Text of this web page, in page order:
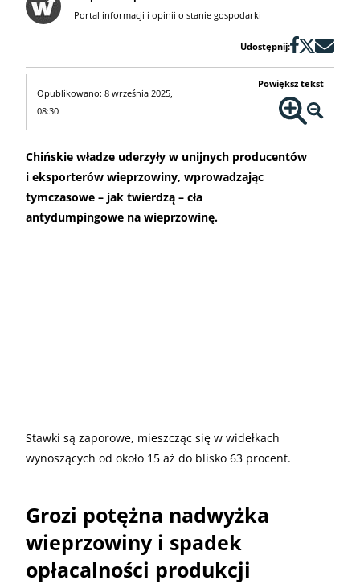
Portal informacji i opinii o stanie gospodarki
Udostępnij:
Opublikowano: 8 września 2025,
08:30
Powiększ tekst
Chińskie władze uderzyły w unijnych producentów
i eksporterów wieprzowiny, wprowadzając
tymczasowe – jak twierdzą – cła
antydumpingowe na wieprzowinę.
Stawki są zaporowe, mieszcząc się w widełkach
wynoszących od około 15 aż do blisko 63 procent.
Grozi potężna nadwyżka
wieprzowiny i spadek
opłacalności produkcji